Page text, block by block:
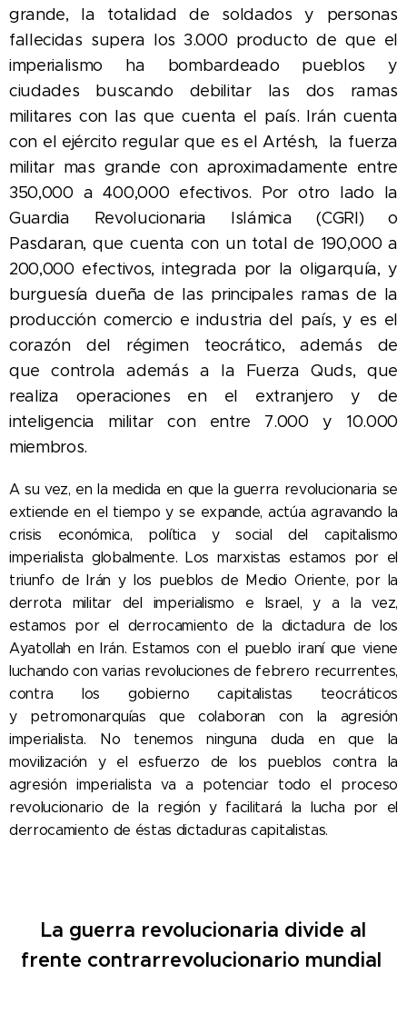
grande, la totalidad de soldados y personas
fallecidas supera los 3.000 producto de que el
imperialismo ha bombardeado pueblos y
ciudades buscando debilitar las dos ramas
militares con las que cuenta el país. Irán cuenta
con el ejército regular que es el Artésh, la fuerza
militar mas grande con aproximadamente entre
350,000 a 400,000 efectivos. Por otro lado la
Guardia Revolucionaria Islámica (CGRI) o
Pasdaran, que cuenta con un total de 190,000 a
200,000 efectivos, integrada por la oligarquía, y
burguesía dueña de las principales ramas de la
producción comercio e industria del país, y es el
corazón del régimen teocrático, además de
quecontrola además a la Fuerza Quds, que
realiza operaciones en el extranjero y de
inteligencia militar con entre 7.000 y 10.000
miembros.
A su vez, en la medida en que la guerra revolucionaria se
extiende en el tiempo y se expande, actúa agravando la
crisis económica, política y social del capitalismo
imperialista globalmente. Los marxistas estamos por el
triunfo de Irán y los pueblos de Medio Oriente, por la
derrota militar del imperialismo e Israel, y a la vez,
estamos por el derrocamiento de la dictadura de los
Ayatollah en Irán. Estamos con el pueblo iraní que viene
luchando con varias revoluciones de febrero recurrentes,
contra los gobierno capitalistas teocráticos
y petromonarquías que colaboran con la agresión
imperialista. No tenemos ninguna duda en que la
movilización y el esfuerzo de los pueblos contra la
agresión imperialista va a potenciar todo el proceso
revolucionario de la región y facilitará la lucha por el
derrocamiento de éstas dictaduras capitalistas.
La guerra revolucionaria divide al
frente contrarrevolucionario mundial